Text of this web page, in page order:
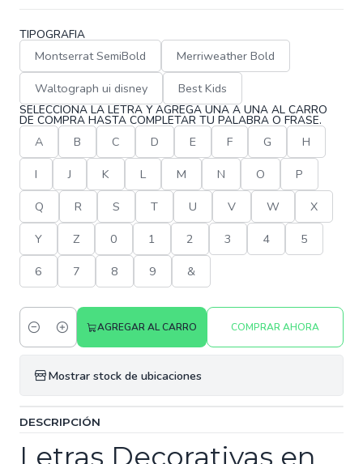
TIPOGRAFIA
Montserrat SemiBold
Merriweather Bold
Waltograph ui disney
Best Kids
SELECCIONA LA LETRA Y AGREGA UNA A UNA AL CARRO
DE COMPRA HASTA COMPLETAR TU PALABRA O FRASE.
A B C D E F G
H
I
J K L M N O
P
Q
R S T U V W
X
Y
Z 0 1 2 3 4
5
6
7 8 9 &
Cantidad
AGREGAR AL CARRO COMPRAR AHORA
Mostrar stock de ubicaciones
DESCRIPCIÓN
Letras Decorativas en